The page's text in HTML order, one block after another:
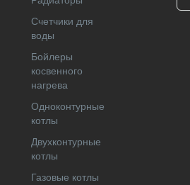
Cчетчики для
воды
Бойлеры
косвенного
нагрева
Одноконтурные
котлы
Двухконтурные
котлы
Газовые котлы